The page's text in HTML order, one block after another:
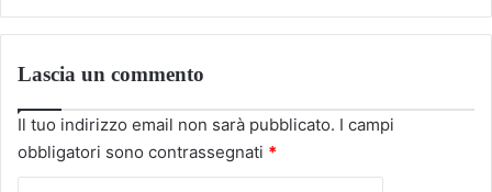
Lascia un commento
Il tuo indirizzo email non sarà pubblicato. I campi
obbligatori sono contrassegnati *